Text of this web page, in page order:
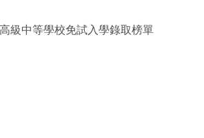
級中等學校免試入學錄取榜單